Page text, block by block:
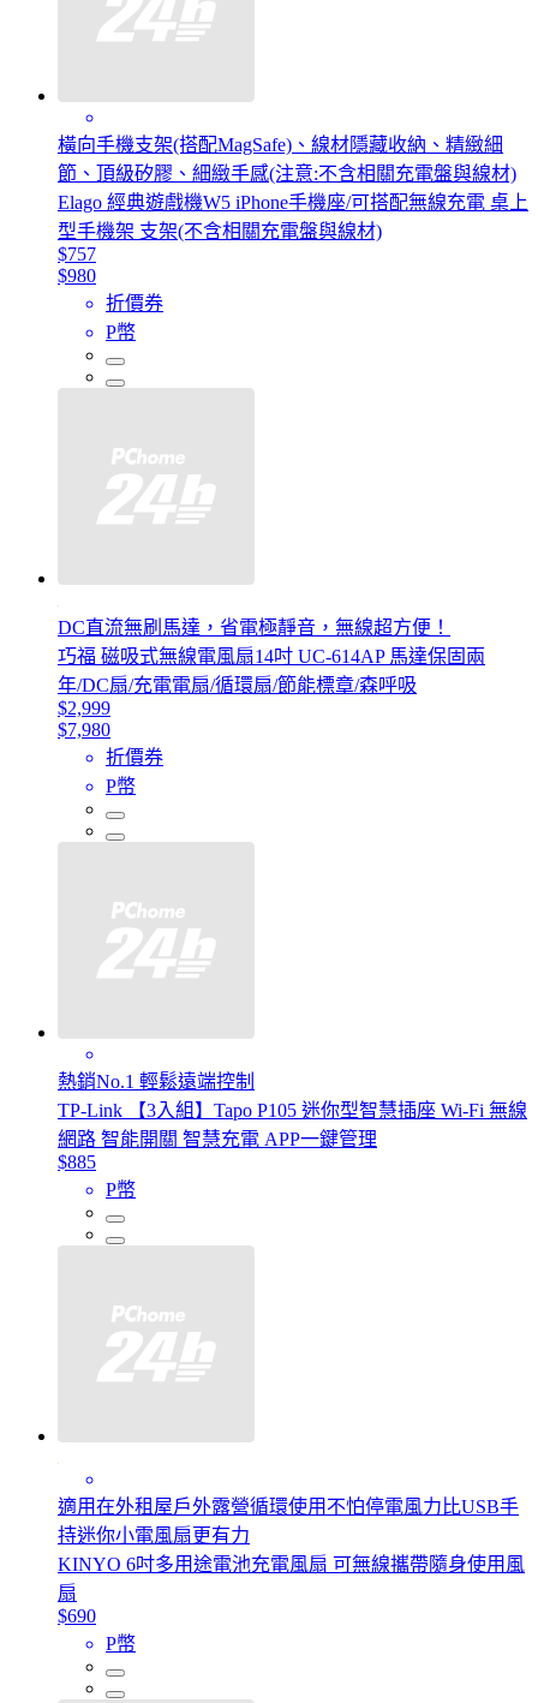
橫向手機支架(搭配MagSafe)、線材隱藏收納、精緻細
節、頂級矽膠、細緻手感(注意:不含相關充電盤與線材)
Elago 經典遊戲機W5 iPhone手機座/可搭配無線充電 桌上
型手機架 支架(不含相關充電盤與線材)
$757
$980
折價券
P幣
DC直流無刷馬達，省電極靜音，無線超方便！
巧福 磁吸式無線電風扇14吋 UC-614AP 馬達保固兩
年/DC扇/充電電扇/循環扇/節能標章/森呼吸
$2,999
$7,980
折價券
P幣
熱銷No.1 輕鬆遠端控制
TP-Link 【3入組】Tapo P105 迷你型智慧插座 Wi-Fi 無線
網路 智能開關 智慧充電 APP一鍵管理
$885
P幣
適用在外租屋戶外露營循環使用不怕停電風力比USB手
持迷你小電風扇更有力
KINYO 6吋多用途電池充電風扇 可無線攜帶隨身使用風
扇
$690
P幣